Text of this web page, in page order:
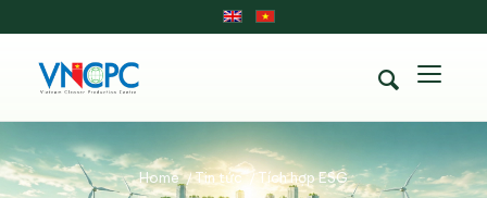
Home /Tin tức / Tích hợp ESG